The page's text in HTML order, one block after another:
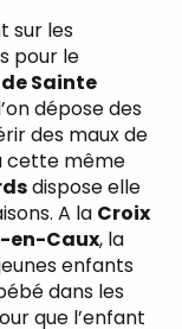
sur les
pour le
Sainte
dépose des
des maux de
cette même
dispose elle
A la Croix
en-Caux, la
enfants
dans les
que l’enfant